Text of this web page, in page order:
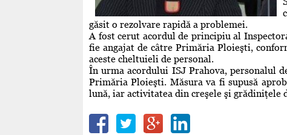
găsit o rezolvare rapidă a problemei.
A fost cerut acordul de principiu al
fie angajat de câtre Primăria Ploieşti,
aceste cheltuieli de personal.
În urma acordului ISJ Prahova, personalul
Primăria Ploieşti. Măsura va fi supusă
lună, iar activitatea din creşele şi grădiniţele